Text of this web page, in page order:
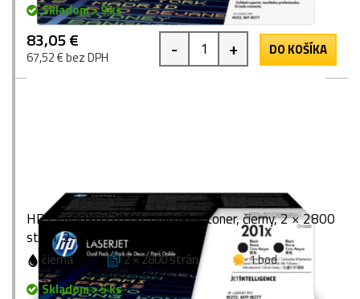
Skladom > 9 ks
83,05 €
67,52 € bez DPH - + DO KOŠÍKA
HP CF400XD (201X), originálny toner, čierny, 2 × 2800
strán, 2-pack
čierna 2 × 2800 strán
1 bod
Skladom > 5 ks